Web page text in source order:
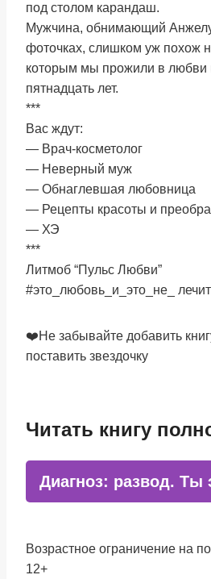
под столом карандаш.
Мужчина, обнимающий
фоточках, слишком уж похож
которым мы прожили в любви
пятнадцать лет.
***
Вас ждут:
— Врач-косметолог
— Неверный муж
— Обнаглевшая любовница
— Рецепты красоты и
— ХЭ
***
Литмоб “Пульс Любви”
#это_любовь_и_это_не_
❤️Не забывайте добавить
поставить звездочку
Читать книгу
Диагноз: развод. Ты
Возрастное ограничение на
12+